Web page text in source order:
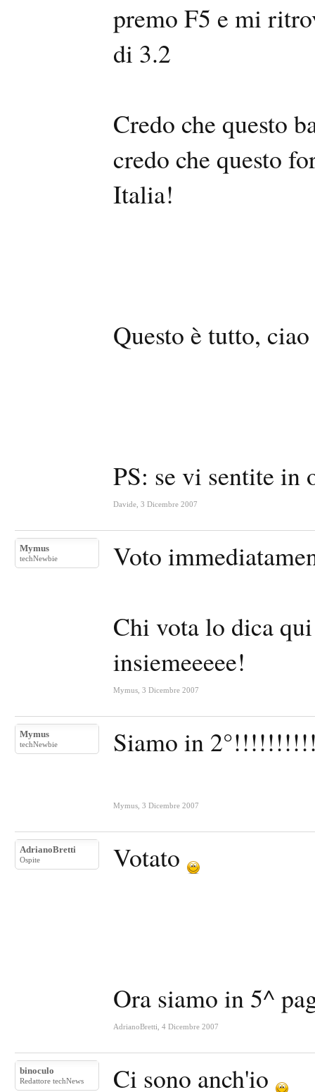
premo F5 e mi
di 3.2
Credo che questo
credo che questo
Italia!
Questo è tutto, ciao
PS: se vi sentite
Davide 3 Dicembre 2007
Mymus
techNewbie Voto
Chi vota lo dica
insiemeeeee!
Mymus 3 Dicembre 2007
Mymus
techNewbie Siamo in
Mymus 3 Dicembre 2007
AdrianoBretti
Ospite Votato
Ora siamo in 5^
AdrianoBretti 4 Dicembre 2007
binoculo
Redattore techNews Ci sono anch'io